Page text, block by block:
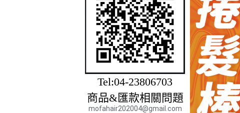
Tel:04-23806703
商品&匯款相關問題
mofahair202004@gmail.com